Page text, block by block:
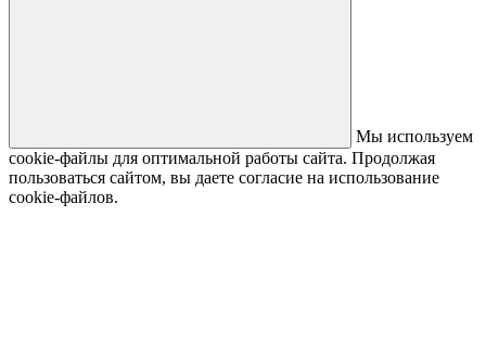
Мы используем
cookie-файлы для оптимальной работы сайта. Продолжая
пользоваться сайтом, вы даете согласие на использование
cookie-файлов.